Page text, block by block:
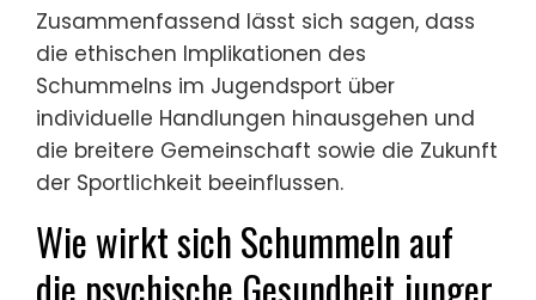
Zusammenfassend lässt sich sagen, dass
die ethischen Implikationen des
Schummelns im Jugendsport über
individuelle Handlungen hinausgehen und
die breitere Gemeinschaft sowie die Zukunft
der Sportlichkeit beeinflussen.
Wie wirkt sich Schummeln auf
die psychische Gesundheit junger